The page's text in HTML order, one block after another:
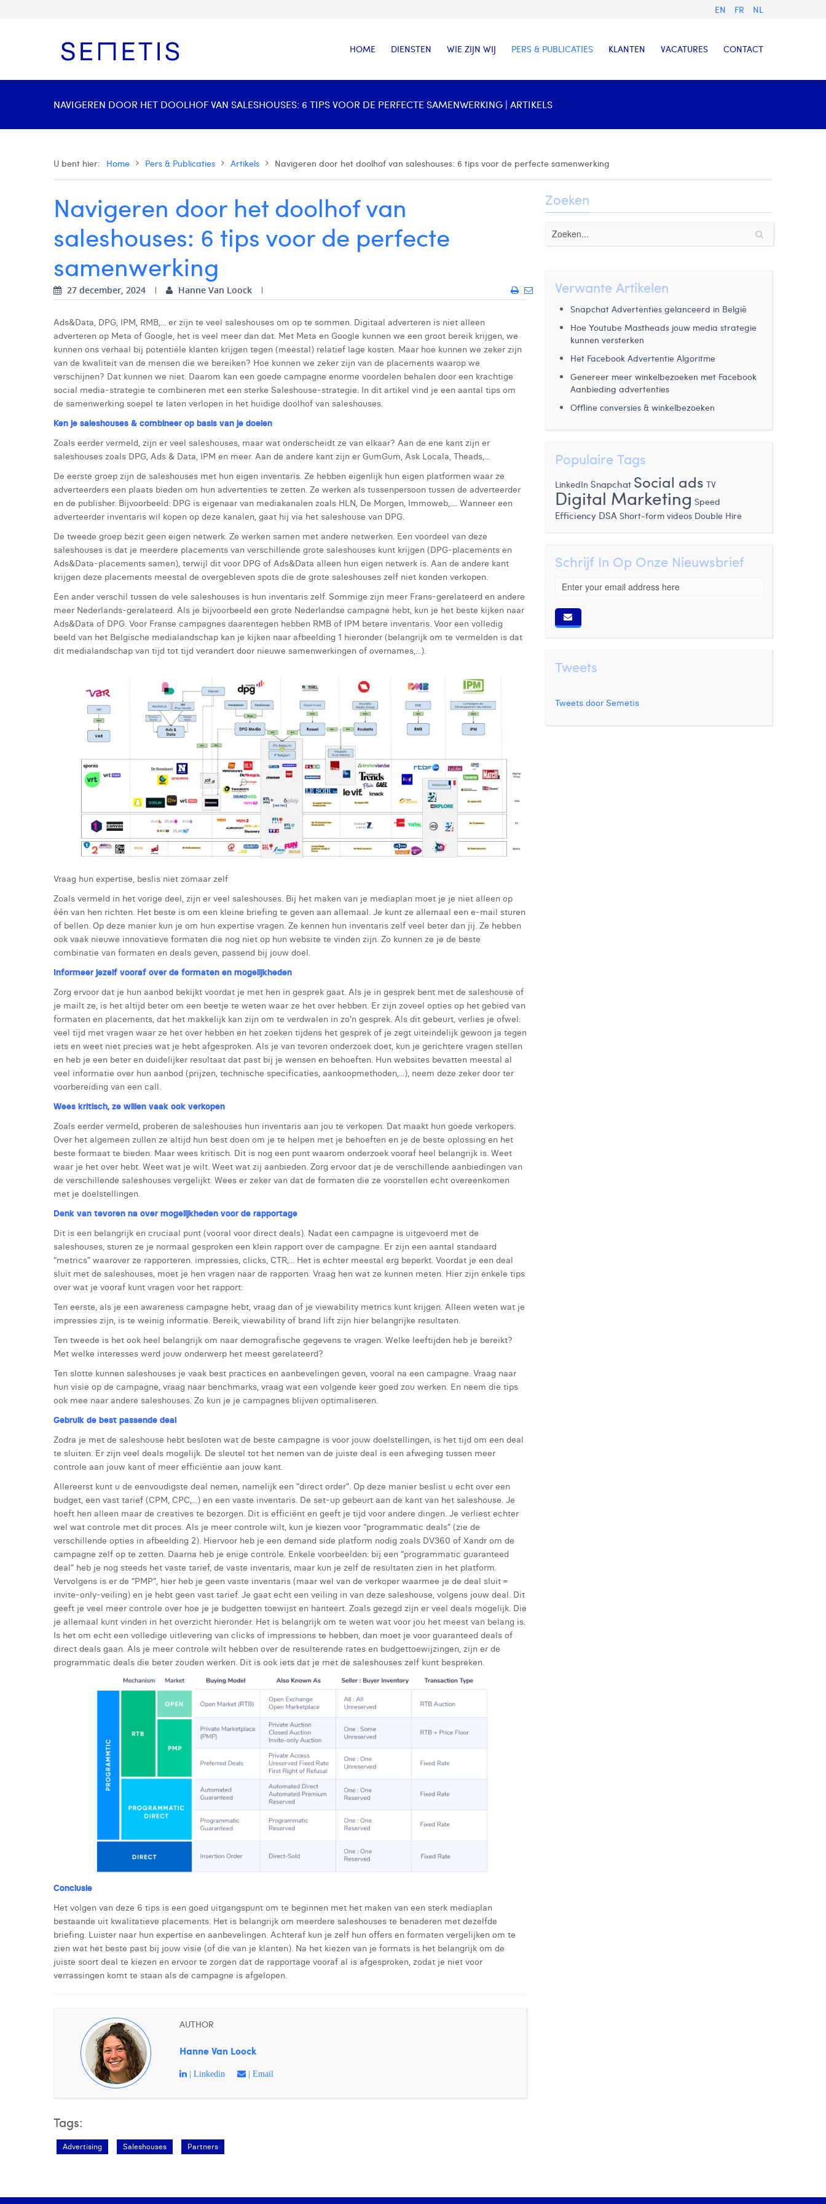
EN FR NL
HOME DIENSTEN WIE ZIJN WIJ PERS & PUBLICATIES KLANTEN VACATURES CONTACT
NAVIGEREN DOOR HET DOOLHOF VAN SALESHOUSES: 6 TIPS VOOR DE PERFECTE SAMENWERKING | ARTIKELS
U bent hier: Home Pers & Publicaties Artikels Navigeren door het doolhof van saleshouses: 6 tips voor de perfecte samenwerking
Navigeren door het doolhof van
saleshouses: 6 tips voor de perfecte
samenwerking
27 december, 2024 Hanne Van Loock
Ads&Data, DPG, IPM, RMB,... er zijn te veel saleshouses om op te sommen. Digitaal adverteren is niet alleen
adverteren op Meta of Google, het is veel meer dan dat. Met Meta en Google kunnen we een groot bereik krijgen, we
kunnen ons verhaal bij potentiële klanten krijgen tegen (meestal) relatief lage kosten. Maar hoe kunnen we zeker zijn
van de kwaliteit van de mensen die we bereiken? Hoe kunnen we zeker zijn van de placements waarop we
verschijnen? Dat kunnen we niet. Daarom kan een goede campagne enorme voordelen behalen door een krachtige
social media-strategie te combineren met een sterke Saleshouse-strategie. In dit artikel vind je een aantal tips om
de samenwerking soepel te laten verlopen in het huidige doolhof van saleshouses.
Ken je saleshouses & combineer op basis van je doelen
Zoals eerder vermeld, zijn er veel saleshouses, maar wat onderscheidt ze van elkaar? Aan de ene kant zijn er
saleshouses zoals DPG, Ads & Data, IPM en meer. Aan de andere kant zijn er GumGum, Ask Locala, Theads,...
De eerste groep zijn de saleshouses met hun eigen inventaris. Ze hebben eigenlijk hun eigen platformen waar ze
adverteerders een plaats bieden om hun advertenties te zetten. Ze werken als tussenpersoon tussen de adverteerder
en de publisher. Bijvoorbeeld: DPG is eigenaar van mediakanalen zoals HLN, De Morgen, Immoweb,.... Wanneer een
adverteerder inventaris wil kopen op deze kanalen, gaat hij via het saleshouse van DPG.
De tweede groep bezit geen eigen netwerk. Ze werken samen met andere netwerken. Een voordeel van deze
saleshouses is dat je meerdere placements van verschillende grote saleshouses kunt krijgen (DPG-placements en
Ads&Data-placements samen), terwijl dit voor DPG of Ads&Data alleen hun eigen netwerk is. Aan de andere kant
krijgen deze placements meestal de overgebleven spots die de grote saleshouses zelf niet konden verkopen.
Een ander verschil tussen de vele saleshouses is hun inventaris zelf. Sommige zijn meer Frans-gerelateerd en andere
meer Nederlands-gerelateerd. Als je bijvoorbeeld een grote Nederlandse campagne hebt, kun je het beste kijken naar
Ads&Data of DPG. Voor Franse campagnes daarentegen hebben RMB of IPM betere inventaris. Voor een volledig
beeld van het Belgische medialandschap kan je kijken naar afbeelding 1 hieronder (belangrijk om te vermelden is dat
dit medialandschap van tijd tot tijd verandert door nieuwe samenwerkingen of overnames,...).
Vraag hun expertise, beslis niet zomaar zelf
Zoals vermeld in het vorige deel, zijn er veel saleshouses. Bij het maken van je mediaplan moet je je niet alleen op
één van hen richten. Het beste is om een kleine briefing te geven aan allemaal. Je kunt ze allemaal een e-mail sturen
of bellen. Op deze manier kun je om hun expertise vragen. Ze kennen hun inventaris zelf veel beter dan jij. Ze hebben
ook vaak nieuwe innovatieve formaten die nog niet op hun website te vinden zijn. Zo kunnen ze je de beste
combinatie van formaten en deals geven, passend bij jouw doel.
Informeer jezelf vooraf over de formaten en mogelijkheden
Zorg ervoor dat je hun aanbod bekijkt voordat je met hen in gesprek gaat. Als je in gesprek bent met de saleshouse of
je mailt ze, is het altijd beter om een beetje te weten waar ze het over hebben. Er zijn zoveel opties op het gebied van
formaten en placements, dat het makkelijk kan zijn om te verdwalen in zo'n gesprek. Als dit gebeurt, verlies je ofwel:
veel tijd met vragen waar ze het over hebben en het zoeken tijdens het gesprek of je zegt uiteindelijk gewoon ja tegen
iets en weet niet precies wat je hebt afgesproken. Als je van tevoren onderzoek doet, kun je gerichtere vragen stellen
en heb je een beter en duidelijker resultaat dat past bij je wensen en behoeften. Hun websites bevatten meestal al
veel informatie over hun aanbod (prijzen, technische specificaties, aankoopmethoden,...), neem deze zeker door ter
voorbereiding van een call.
Wees kritisch, ze willen vaak ook verkopen
Zoals eerder vermeld, proberen de saleshouses hun inventaris aan jou te verkopen. Dat maakt hun goede verkopers.
Over het algemeen zullen ze altijd hun best doen om je te helpen met je behoeften en je de beste oplossing en het
beste formaat te bieden. Maar wees kritisch. Dit is nog een punt waarom onderzoek vooraf heel belangrijk is. Weet
waar je het over hebt. Weet wat je wilt. Weet wat zij aanbieden. Zorg ervoor dat je de verschillende aanbiedingen van
de verschillende saleshouses vergelijkt. Wees er zeker van dat de formaten die ze voorstellen echt overeenkomen
met je doelstellingen.
Denk van tevoren na over mogelijkheden voor de rapportage
Dit is een belangrijk en cruciaal punt (vooral voor direct deals). Nadat een campagne is uitgevoerd met de
saleshouses, sturen ze je normaal gesproken een klein rapport over de campagne. Er zijn een aantal standaard
“metrics” waarover ze rapporteren. impressies, clicks, CTR,... Het is echter meestal erg beperkt. Voordat je een deal
sluit met de saleshouses, moet je hen vragen naar de rapporten. Vraag hen wat ze kunnen meten. Hier zijn enkele tips
over wat je vooraf kunt vragen voor het rapport:
Ten eerste, als je een awareness campagne hebt, vraag dan of je viewability metrics kunt krijgen. Alleen weten wat je
impressies zijn, is te weinig informatie. Bereik, viewability of brand lift zijn hier belangrijke resultaten.
Ten tweede is het ook heel belangrijk om naar demografische gegevens te vragen. Welke leeftijden heb je bereikt?
Met welke interesses werd jouw onderwerp het meest gerelateerd?
Ten slotte kunnen saleshouses je vaak best practices en aanbevelingen geven, vooral na een campagne. Vraag naar
hun visie op de campagne, vraag naar benchmarks, vraag wat een volgende keer goed zou werken. En neem die tips
ook mee naar andere saleshouses. Zo kun je je campagnes blijven optimaliseren.
Gebruik de best passende deal
Zodra je met de saleshouse hebt besloten wat de beste campagne is voor jouw doelstellingen, is het tijd om een deal
te sluiten. Er zijn veel deals mogelijk. De sleutel tot het nemen van de juiste deal is een afweging tussen meer
controle aan jouw kant of meer efficiëntie aan jouw kant.
Allereerst kunt u de eenvoudigste deal nemen, namelijk een “direct order”. Op deze manier beslist u echt over een
budget, een vast tarief (CPM, CPC,...) en een vaste inventaris. De set-up gebeurt aan de kant van het saleshouse. Je
hoeft hen alleen maar de creatives te bezorgen. Dit is efficiënt en geeft je tijd voor andere dingen. Je verliest echter
wel wat controle met dit proces. Als je meer controle wilt, kun je kiezen voor “programmatic deals” (zie de
verschillende opties in afbeelding 2). Hiervoor heb je een demand side platform nodig zoals DV360 of Xandr om de
campagne zelf op te zetten. Daarna heb je enige controle. Enkele voorbeelden: bij een “programmatic guaranteed
deal” heb je nog steeds het vaste tarief, de vaste inventaris, maar kun je zelf de resultaten zien in het platform.
Vervolgens is er de “PMP”, hier heb je geen vaste inventaris (maar wel van de verkoper waarmee je de deal sluit =
invite-only-veiling) en je hebt geen vast tarief. Je gaat echt een veiling in van deze saleshouse, volgens jouw deal. Dit
geeft je veel meer controle over hoe je je budgetten toewijst en hanteert. Zoals gezegd zijn er veel deals mogelijk. Die
je allemaal kunt vinden in het overzicht hieronder. Het is belangrijk om te weten wat voor jou het meest van belang is.
Is het om echt een volledige uitlevering van clicks of impressions te hebben, dan moet je voor guaranteed deals of
direct deals gaan. Als je meer controle wilt hebben over de resulterende rates en budgettoewijzingen, zijn er de
programmatic deals die beter zouden werken. Dit is ook iets dat je met de saleshouses zelf kunt bespreken.
Conclusie
Het volgen van deze 6 tips is een goed uitgangspunt om te beginnen met het maken van een sterk mediaplan
bestaande uit kwalitatieve placements. Het is belangrijk om meerdere saleshouses te benaderen met dezelfde
briefing. Luister naar hun expertise en aanbevelingen. Achteraf kun je zelf hun offers en formaten vergelijken om te
zien wat het beste past bij jouw visie (of die van je klanten). Na het kiezen van je formats is het belangrijk om de
juiste soort deal te kiezen en ervoor te zorgen dat de rapportage vooraf al is afgesproken, zodat je niet voor
verrassingen komt te staan als de campagne is afgelopen.
AUTHOR
Hanne Van Loock
| Linkedin | Email
Tags:
Advertising Saleshouses Partners
Zoeken
Verwante Artikelen
Snapchat Advertenties gelanceerd in België
Hoe Youtube Mastheads jouw media strategie
kunnen versterken
Het Facebook Advertentie Algoritme
Genereer meer winkelbezoeken met Facebook
Aanbieding advertenties
Offline conversies & winkelbezoeken
Populaire Tags
LinkedIn Snapchat Social ads TV
Digital Marketing Speed
Efficiency DSA Short-form videos Double Hire
Schrijf In Op Onze Nieuwsbrief
Tweets
Tweets door Semetis